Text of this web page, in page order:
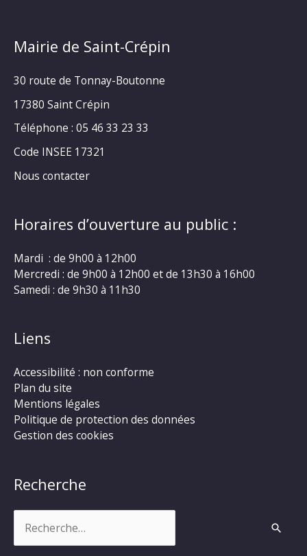
Mairie de Saint-Crépin
30 route de Tonnay-Boutonne
17380 Saint Crépin
Téléphone : 05 46 33 23 33
Code INSEE 17321
Nous contacter
Horaires d’ouverture au public :
Mardi : de 9h00 à 12h00
Mercredi : de 9h00 à 12h00 et de 13h30 à 16h00
Samedi : de 9h30 à 11h30
Liens
Accessibilité : non conforme
Plan du site
Mentions légales
Politique de protection des données
Gestion des cookies
Recherche